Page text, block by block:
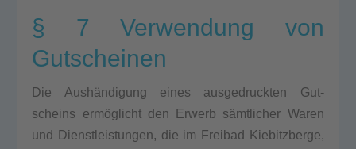
§ 7 Verwendung von
Gutscheinen
Die Aushändigung eines aus­ge­druck­ten Gut­
scheins ermöglicht den Erwerb sämtlicher Waren
und Dienst­leis­tun­gen, die im Frei­bad Kie­bitz­ber­ge,